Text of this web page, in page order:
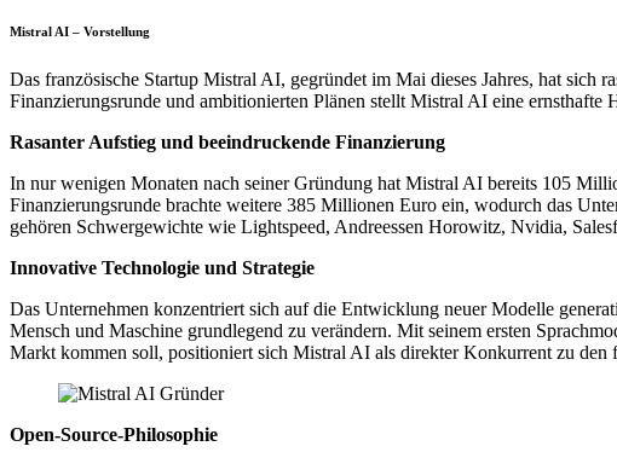
Mistral AI – Vorstellung
Das französische Startup Mistral AI, gegründet im Mai dieses Jahres, hat
Finanzierungsrunde und ambitionierten Plänen stellt Mistral AI eine
Rasanter Aufstieg und beeindruckende Finanzierung
In nur wenigen Monaten nach seiner Gründung hat Mistral AI bereits 105
Finanzierungsrunde brachte weitere 385 Millionen Euro ein, wodurch das
gehören Schwergewichte wie Lightspeed, Andreessen Horowitz, Nvidia,
Innovative Technologie und Strategie
Das Unternehmen konzentriert sich auf die Entwicklung neuer Modelle
Mensch und Maschine grundlegend zu verändern. Mit seinem ersten
Markt kommen soll, positioniert sich Mistral AI als direkter Konkurrent zu den
Open-Source-Philosophie